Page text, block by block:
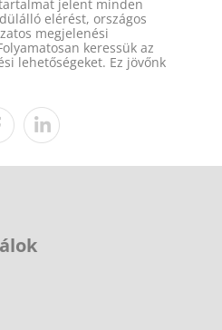
jelent minden
elérést, országos
megjelenési
keressük az
lehetőségeket. Ez jövőnk